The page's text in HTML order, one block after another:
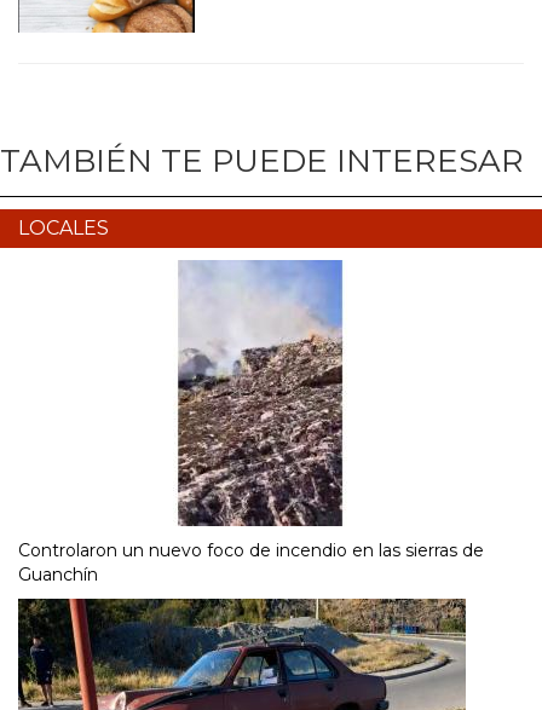
TAMBIÉN TE PUEDE INTERESAR
LOCALES
Controlaron un nuevo foco de incendio en las sierras de
Guanchín